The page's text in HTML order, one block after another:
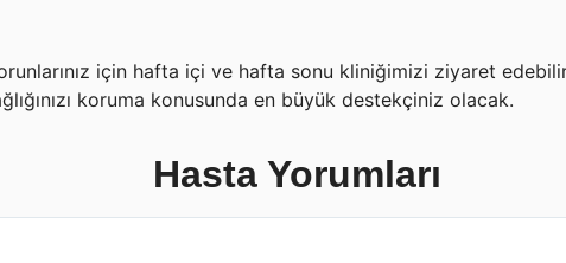
için hafta içi ve hafta sonu kliniğimizi ziyaret
koruma konusunda en büyük destekçiniz olacak.
Hasta Yorumları